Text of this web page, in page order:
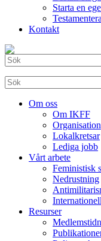
Starta en
Kontakt
Om oss
Om IKFF
Organisation
Lokalkretsar
Lediga jobb
Vårt arbete
Feministisk
Nedrustning
Resurser